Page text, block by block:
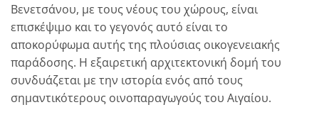
Βενετσάνου, με τους νέους του χώρους, είναι
επισκέψιμο και το γεγονός αυτό είναι το
αποκορύφωμα αυτής της πλούσιας οικογενειακής
παράδοσης. Η εξαιρετική αρχιτεκτονική δομή του
συνδυάζεται με την ιστορία ενός από τους
σημαντικότερους οινοπαραγωγούς του Αιγαίου.